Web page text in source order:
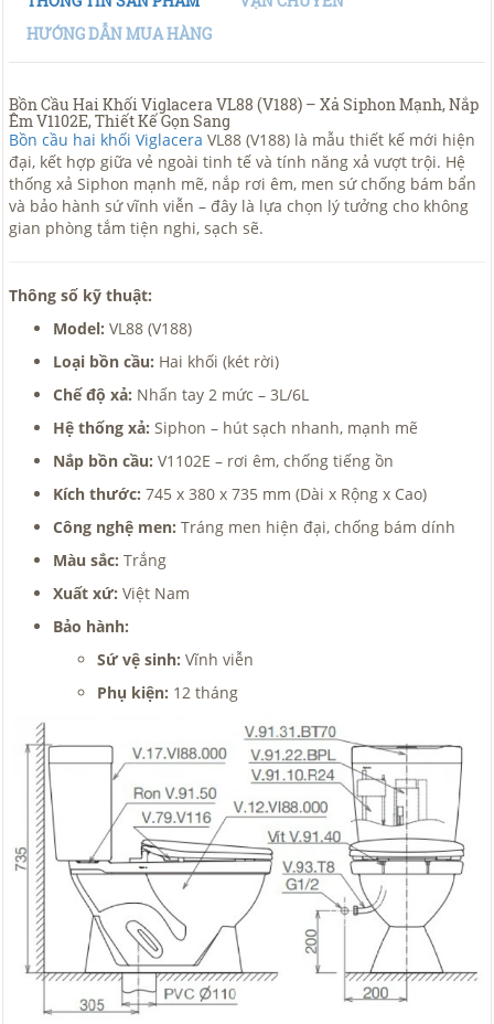
HƯỚNG DẪN MUA HÀNG
Bồn Cầu Hai Khối Viglacera VL88 (V188) – Xả Siphon Mạnh, Nắp
Êm V1102E, Thiết Kế Gọn Sang
Bồn cầu hai khối Viglacera VL88 (V188) là mẫu thiết kế mới hiện
đại, kết hợp giữa vẻ ngoài tinh tế và tính năng xả vượt trội. Hệ
thống xả Siphon mạnh mẽ, nắp rơi êm, men sứ chống bám bẩn
và bảo hành sứ vĩnh viễn – đây là lựa chọn lý tưởng cho không
gian phòng tắm tiện nghi, sạch sẽ.
Thông số kỹ thuật:
Model: VL88 (V188)
Loại bồn cầu: Hai khối (két rời)
Chế độ xả: Nhấn tay 2 mức – 3L/6L
Hệ thống xả: Siphon – hút sạch nhanh, mạnh mẽ
Nắp bồn cầu: V1102E – rơi êm, chống tiếng ồn
Kích thước: 745 x 380 x 735 mm (Dài x Rộng x Cao)
Công nghệ men: Tráng men hiện đại, chống bám dính
Màu sắc: Trắng
Xuất xứ: Việt Nam
Bảo hành:
Sứ vệ sinh: Vĩnh viễn
Phụ kiện: 12 tháng